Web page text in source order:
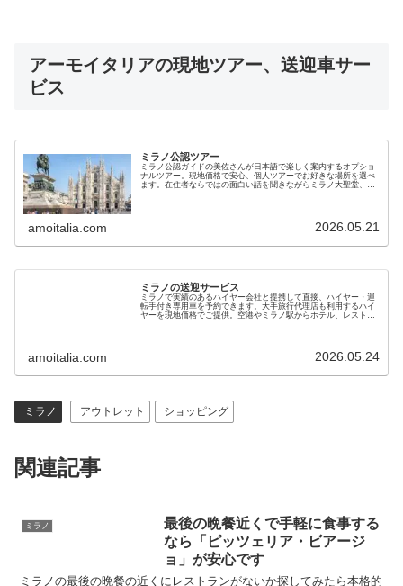
アーモイタリアの現地ツアー、送迎車サー
ビス
ミラノ公認ツアー
ミラノ公認ガイドの美佐さんが日本語で楽しく案内するオプショ
ナルツアー。現地価格で安心、個人ツアーでお好きな場所を選べ
ます。在住者ならではの面白い話を聞きながらミラノ大聖堂、最
amoitalia.com 2026.05.21
ミラノの送迎サービス
ミラノで実績のあるハイヤー会社と提携して直接、ハイヤー・運
転手付き専用車を予約できます。大手旅行代理店も利用するハイ
ヤーを現地価格でご提供。空港やミラノ駅からホテル、レストラ
amoitalia.com 2026.05.24
ミラノ アウトレット ショッピング
関連記事
ミラノ
最後の晩餐近くで手軽に食事する
なら「ピッツェリア・ビアージ
ョ」が安心です
ミラノの最後の晩餐の近くにレストランがないか探してみたら本格的